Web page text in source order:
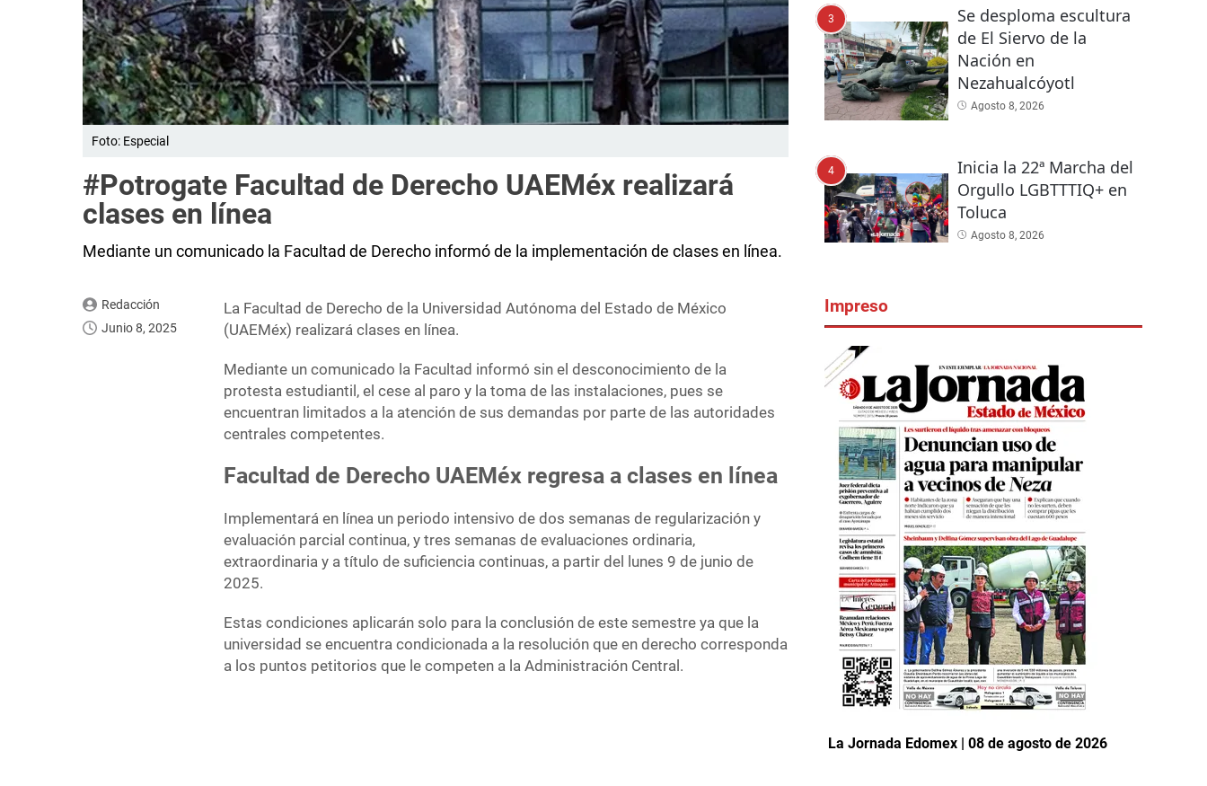
Foto: Especial
#Potrogate Facultad de Derecho UAEMéx realizará
clases en línea
Mediante un comunicado la Facultad de Derecho informó de la implementación de clases en línea.
Redacción
Junio 8, 2025
La Facultad de Derecho de la Universidad Autónoma del Estado de México
(UAEMéx) realizará clases en línea.
Mediante un comunicado la Facultad informó sin el desconocimiento de la
protesta estudiantil, el cese al paro y la toma de las instalaciones, pues se
encuentran limitados a la atención de sus demandas por parte de las autoridades
centrales competentes.
Facultad de Derecho UAEMéx regresa a clases en línea
Implementará en línea un periodo intensivo de dos semanas de regularización y
evaluación parcial continua, y tres semanas de evaluaciones ordinaria,
extraordinaria y a título de suficiencia continuas, a partir del lunes 9 de junio de
2025.
Estas condiciones aplicarán solo para la conclusión de este semestre ya que la
universidad se encuentra condicionada a la resolución que en derecho corresponda
a los puntos petitorios que le competen a la Administración Central.
3
Se desploma escultura
de El Siervo de la
Nación en
Nezahualcóyotl
Agosto 8, 2026
4
Inicia la 22ª Marcha del
Orgullo LGBTTTIQ+ en
Toluca
Agosto 8, 2026
Impreso
La Jornada Edomex | 08 de agosto de 2026